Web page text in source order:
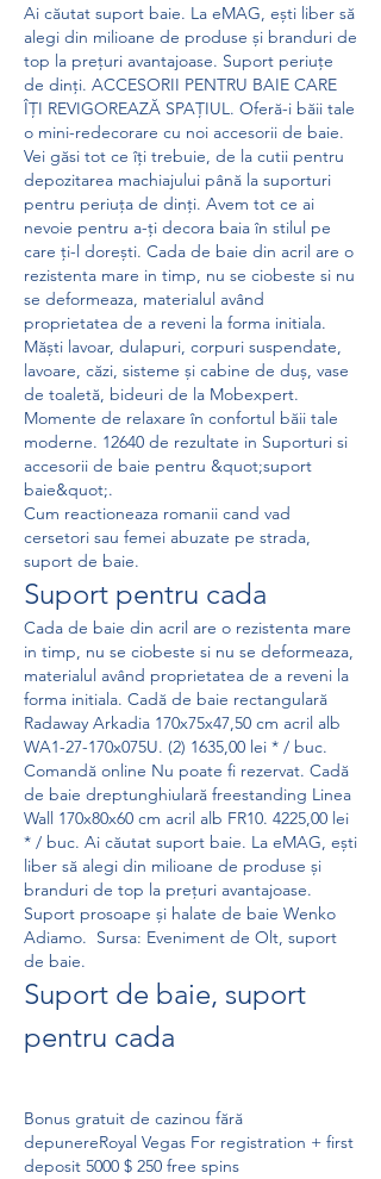
Ai căutat suport baie. La eMAG, ești liber să
alegi din milioane de produse și branduri de
top la prețuri avantajoase. Suport periuțe
de dinți. ACCESORII PENTRU BAIE CARE
ÎȚI REVIGOREAZĂ SPAȚIUL. Oferă-i băii tale
o mini-redecorare cu noi accesorii de baie.
Vei găsi tot ce îți trebuie, de la cutii pentru
depozitarea machiajului până la suporturi
pentru periuța de dinți. Avem tot ce ai
nevoie pentru a-ți decora baia în stilul pe
care ți-l dorești. Cada de baie din acril are o
rezistenta mare in timp, nu se ciobeste si nu
se deformeaza, materialul având
proprietatea de a reveni la forma initiala.
Măști lavoar, dulapuri, corpuri suspendate,
lavoare, căzi, sisteme și cabine de duș, vase
de toaletă, bideuri de la Mobexpert.
Momente de relaxare în confortul băii tale
moderne. 12640 de rezultate in Suporturi si
accesorii de baie pentru &quot;suport
baie&quot;.
Cum reactioneaza romanii cand vad
cersetori sau femei abuzate pe strada,
suport de baie.
Suport pentru cada
Cada de baie din acril are o rezistenta mare
in timp, nu se ciobeste si nu se deformeaza,
materialul având proprietatea de a reveni la
forma initiala. Cadă de baie rectangulară
Radaway Arkadia 170x75x47,50 cm acril alb
WA1-27-170x075U. (2) 1635,00 lei * / buc.
Comandă online Nu poate fi rezervat. Cadă
de baie dreptunghiulară freestanding Linea
Wall 170x80x60 cm acril alb FR10. 4225,00 lei
* / buc. Ai căutat suport baie. La eMAG, ești
liber să alegi din milioane de produse și
branduri de top la prețuri avantajoase.
Suport prosoape și halate de baie Wenko
Adiamo.  Sursa: Eveniment de Olt, suport
de baie.
Suport de baie, suport
pentru cada
Bonus gratuit de cazinou fără
depunereRoyal Vegas For registration + first
deposit 5000 $ 250 free spins